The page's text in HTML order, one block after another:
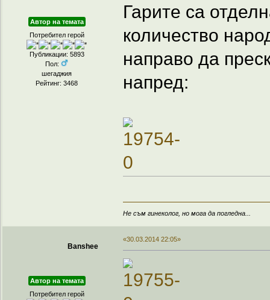
Автор на темата
Потребител герой
Публикации: 5893
Пол:
шегаджия
Рейтинг: 3468
Гарите са
количество
направо да
напред:
Не съм гинеколог, но мога да погледна...
Banshee
Автор на темата
Потребител герой
«30.03.2014 22:05»